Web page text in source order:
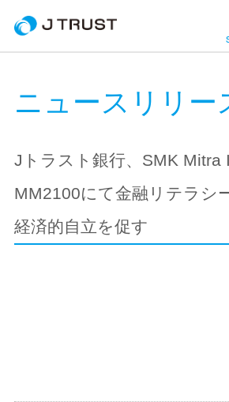
ニュースリリー
Jトラスト銀行、SMK Mitra
MM2100にて金融リテラシ
経済的自立を促す